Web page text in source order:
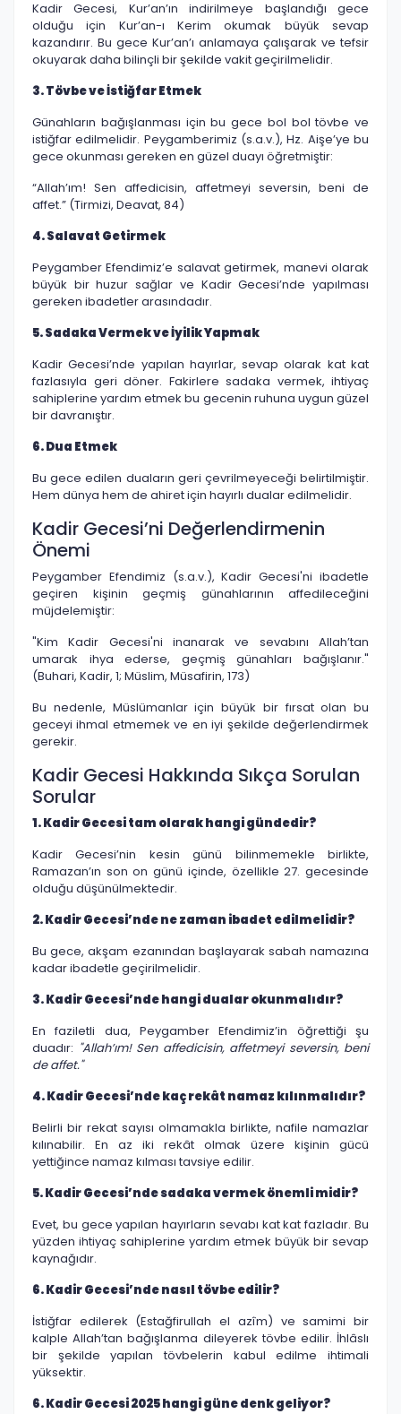
Kadir Gecesi, Kur’an’ın indirilmeye başlandığı gece
olduğu için Kur’an-ı Kerim okumak büyük sevap
kazandırır. Bu gece Kur’an’ı anlamaya çalışarak ve tefsir
okuyarak daha bilinçli bir şekilde vakit geçirilmelidir.
3. Tövbe ve İstiğfar Etmek
Günahların bağışlanması için bu gece bol bol tövbe ve
istiğfar edilmelidir. Peygamberimiz (s.a.v.), Hz. Aişe’ye bu
gece okunması gereken en güzel duayı öğretmiştir:
“Allah’ım! Sen affedicisin, affetmeyi seversin, beni de
affet.” (Tirmizi, Deavat, 84)
4. Salavat Getirmek
Peygamber Efendimiz’e salavat getirmek, manevi olarak
büyük bir huzur sağlar ve Kadir Gecesi’nde yapılması
gereken ibadetler arasındadır.
5. Sadaka Vermek ve İyilik Yapmak
Kadir Gecesi’nde yapılan hayırlar, sevap olarak kat kat
fazlasıyla geri döner. Fakirlere sadaka vermek, ihtiyaç
sahiplerine yardım etmek bu gecenin ruhuna uygun güzel
bir davranıştır.
6. Dua Etmek
Bu gece edilen duaların geri çevrilmeyeceği belirtilmiştir.
Hem dünya hem de ahiret için hayırlı dualar edilmelidir.
Kadir Gecesi’ni Değerlendirmenin
Önemi
Peygamber Efendimiz (s.a.v.), Kadir Gecesi'ni ibadetle
geçiren kişinin geçmiş günahlarının affedileceğini
müjdelemiştir:
"Kim Kadir Gecesi'ni inanarak ve sevabını Allah’tan
umarak ihya ederse, geçmiş günahları bağışlanır."
(Buhari, Kadir, 1; Müslim, Müsafirin, 173)
Bu nedenle, Müslümanlar için büyük bir fırsat olan bu
geceyi ihmal etmemek ve en iyi şekilde değerlendirmek
gerekir.
Kadir Gecesi Hakkında Sıkça Sorulan
Sorular
1. Kadir Gecesi tam olarak hangi gündedir?
Kadir Gecesi’nin kesin günü bilinmemekle birlikte,
Ramazan’ın son on günü içinde, özellikle 27. gecesinde
olduğu düşünülmektedir.
2. Kadir Gecesi’nde ne zaman ibadet edilmelidir?
Bu gece, akşam ezanından başlayarak sabah namazına
kadar ibadetle geçirilmelidir.
3. Kadir Gecesi’nde hangi dualar okunmalıdır?
En faziletli dua, Peygamber Efendimiz’in öğrettiği şu
duadır: "Allah’ım! Sen affedicisin, affetmeyi seversin, beni
de affet."
4. Kadir Gecesi’nde kaç rekât namaz kılınmalıdır?
Belirli bir rekat sayısı olmamakla birlikte, nafile namazlar
kılınabilir. En az iki rekât olmak üzere kişinin gücü
yettiğince namaz kılması tavsiye edilir.
5. Kadir Gecesi’nde sadaka vermek önemli midir?
Evet, bu gece yapılan hayırların sevabı kat kat fazladır. Bu
yüzden ihtiyaç sahiplerine yardım etmek büyük bir sevap
kaynağıdır.
6. Kadir Gecesi’nde nasıl tövbe edilir?
İstiğfar edilerek (Estağfirullah el azîm) ve samimi bir
kalple Allah’tan bağışlanma dileyerek tövbe edilir. İhlâslı
bir şekilde yapılan tövbelerin kabul edilme ihtimali
yüksektir.
6. Kadir Gecesi 2025 hangi güne denk geliyor?